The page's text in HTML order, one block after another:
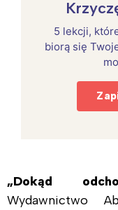
5 lekcji,
biorą się
„Dokąd
Wydawnictwo